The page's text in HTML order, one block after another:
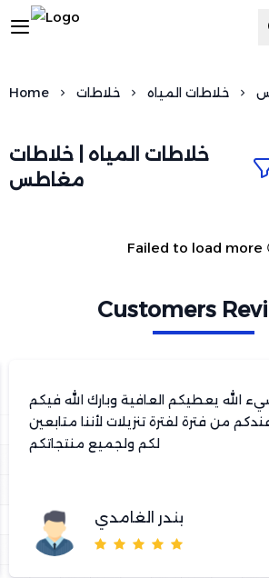
Home خلاطات خلاطات المياه
خلاطات المياه | خلاطات
مغاطس
Failed to load more
Customers
الله يعطيكم العافية وبارك الله فيكم
من فترة لفترة تنزيلات لأننا متابعين
لكم ولجميع منتجاتكم
بندر الغامدي